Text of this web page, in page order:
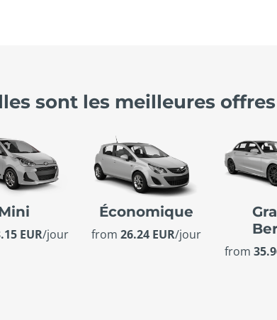
sont les meilleures offres
EUR/jour
Économique
from26.24 EUR/jour
from